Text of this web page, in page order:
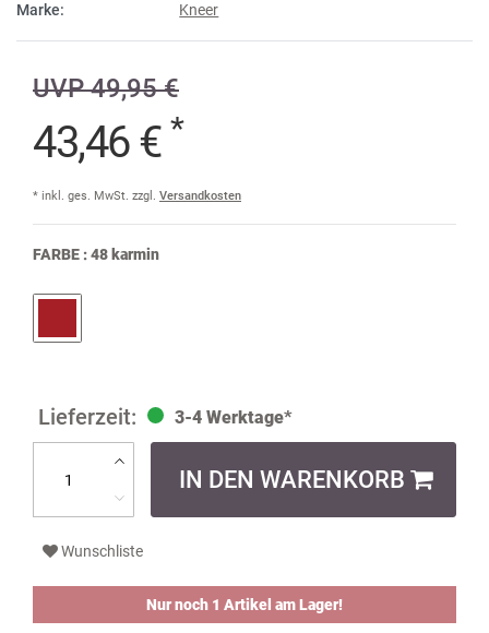
Marke:
Kneer
UVP 49,95 €
43,46 € *
* inkl. ges. MwSt. zzgl. Versandkosten
FARBE :48 karmin
3-4 Werktage*
IN DEN WARENKORB
Wunschliste
Nur noch 1 Artikel am Lager!